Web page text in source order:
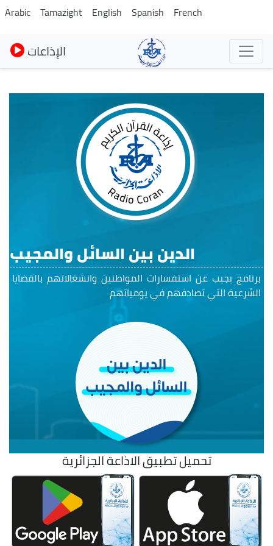
Skip
to
main
content
Arabic Tamazight English Spanish French
الإذاعات
الدين بين السائل والمجيب
برنامج يجيب عن استفسارات المواطنين وانشغالاتهم بالقضايا
الشرعية التي تصادفهم في يومياتهم
تحميل تطبيق الاذاعة الجزائرية